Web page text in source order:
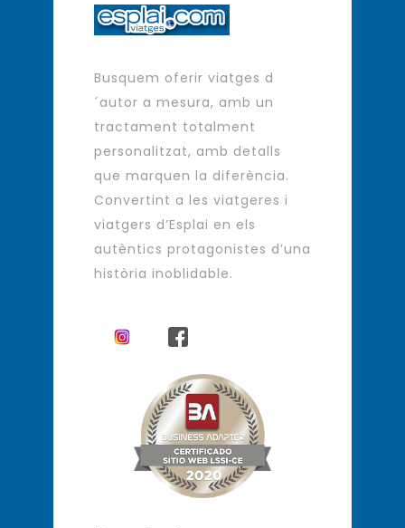
Busquem oferir viatges d
´autor a mesura, amb un
tractament totalment
personalitzat, amb detalls
que marquen la diferència.
Convertint a les viatgeres i
viatgers d’Esplai en els
autèntics protagonistes d’una
història inoblidable.